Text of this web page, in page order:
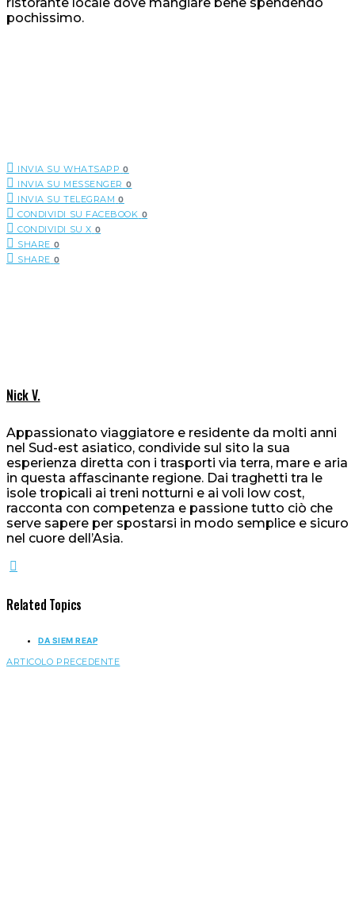
pochissimo.
INVIA SU WHATSAPP 0
INVIA SU MESSENGER 0
INVIA SU TELEGRAM 0
CONDIVIDI SU FACEBOOK 0
CONDIVIDI SU X 0
SHARE 0
SHARE 0
Nick V.
Appassionato viaggiatore e residente da molti anni
nel Sud-est asiatico, condivide sul sito la sua
esperienza diretta con i trasporti via terra, mare e aria
in questa affascinante regione. Dai traghetti tra le
isole tropicali ai treni notturni e ai voli low cost,
racconta con competenza e passione tutto ciò che
serve sapere per spostarsi in modo semplice e sicuro
nel cuore dell’Asia.
Related Topics
DA SIEM REAP
ARTICOLO PRECEDENTE